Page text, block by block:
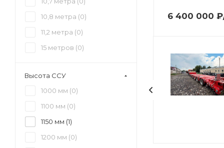
6 400 000 ₽
10,8 метра (0)
11,2 метра (0)
15 метров (0)
Высота ССУ
1000 мм (0)
1100 мм (0)
1150 мм (1)
1200 мм (0)